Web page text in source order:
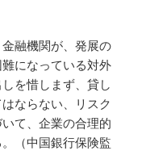
融機関が、発展の
になっている対外
を惜しまず、貸し
ならない、リスク
て、企業の合理的
（中国銀行保険監